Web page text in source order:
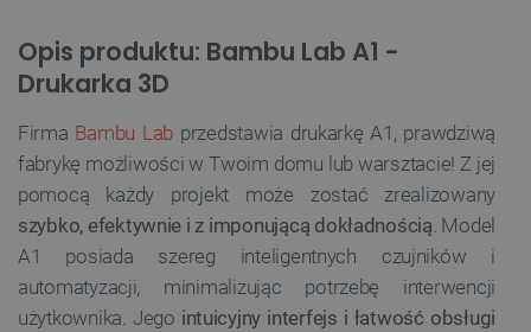
Opis produktu: Bambu Lab A1 -
Drukarka 3D
Firma Bambu Lab przedstawia drukarkę A1, prawdziwą
fabrykę możliwości w Twoim domu lub warsztacie! Z jej
pomocą każdy projekt może zostać zrealizowany
szybko, efektywnie i z imponującą dokładnością. Model
A1 posiada szereg inteligentnych czujników i
automatyzacji, minimalizując potrzebę interwencji
użytkownika. Jego intuicyjny interfejs i łatwość obsługi